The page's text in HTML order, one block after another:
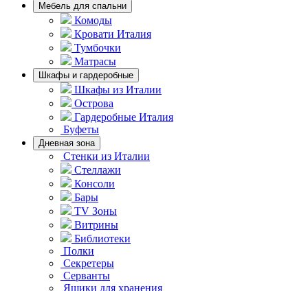
Мебель для спальни
Комоды
Кровати Италия
Тумбочки
Матрасы
Шкафы и гардеробные
Шкафы из Италии
Острова
Гардеробные Италия
Буфеты
Дневная зона
Стенки из Италии
Стеллажи
Консоли
Бары
TV Зоны
Витрины
Библиотеки
Полки
Секретеры
Серванты
Ящики для хранения